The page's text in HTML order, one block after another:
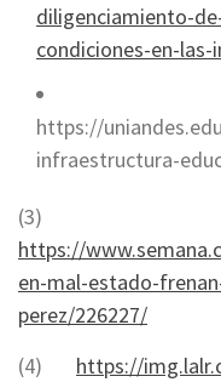
diligenciamiento-
condiciones-en-
https://
infraestructura-
(3)
https://
en-mal-estado-
perez/226227/
(4) https://